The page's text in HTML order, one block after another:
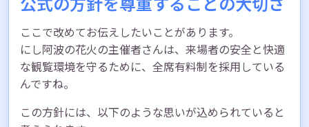
ここで改めてお伝えしたいことがあります。
にし阿波の花火の主催者さんは、来場者の安全と快適
な観覧環境を守るために、全席有料制を採用している
んですね。
この方針には、以下のような思いが込められていると